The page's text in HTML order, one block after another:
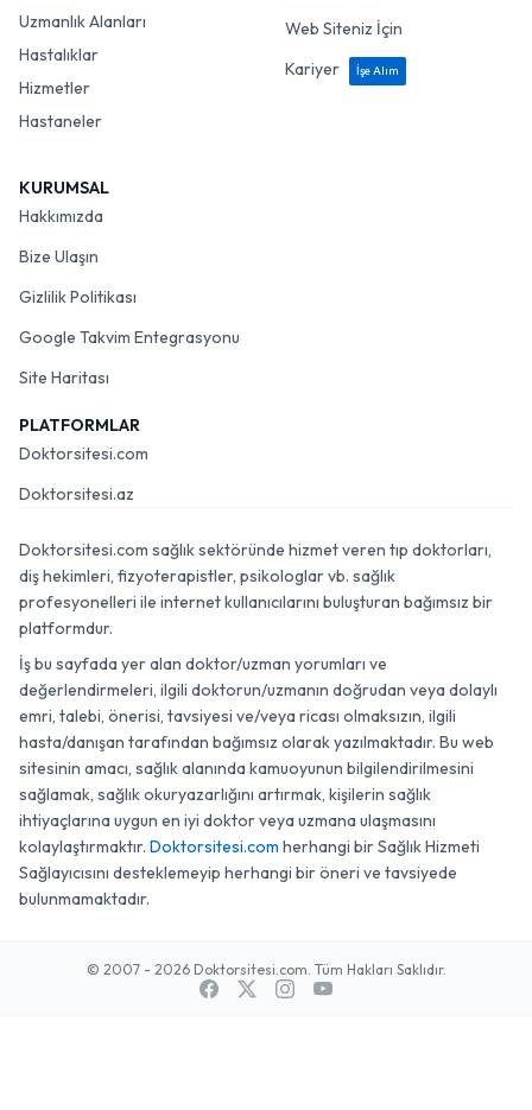
Uzmanlık Alanları
Hastalıklar
Hizmetler
Hastaneler
Web Siteniz İçin
Kariyer
İşe Alım
KURUMSAL
Hakkımızda
Bize Ulaşın
Gizlilik Politikası
Google Takvim Entegrasyonu
Site Haritası
PLATFORMLAR
Doktorsitesi.com
Doktorsitesi.az
Doktorsitesi.com sağlık sektöründe hizmet veren tıp doktorları,
diş hekimleri, fizyoterapistler, psikologlar vb. sağlık
profesyonelleri ile internet kullanıcılarını buluşturan bağımsız bir
platformdur.
İş bu sayfada yer alan doktor/uzman yorumları ve
değerlendirmeleri, ilgili doktorun/uzmanın doğrudan veya dolaylı
emri, talebi, önerisi, tavsiyesi ve/veya ricası olmaksızın, ilgili
hasta/danışan tarafından bağımsız olarak yazılmaktadır. Bu web
sitesinin amacı, sağlık alanında kamuoyunun bilgilendirilmesini
sağlamak, sağlık okuryazarlığını artırmak, kişilerin sağlık
ihtiyaçlarına uygun en iyi doktor veya uzmana ulaşmasını
kolaylaştırmaktır. Doktorsitesi.com herhangi bir Sağlık Hizmeti
Sağlayıcısını desteklemeyip herhangi bir öneri ve tavsiyede
bulunmamaktadır.
© 2007 - 2026 Doktorsitesi.com. Tüm Hakları Saklıdır.